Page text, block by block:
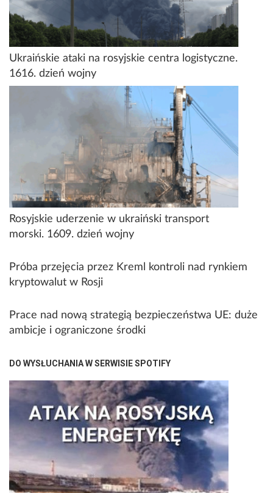
Ukraińskie ataki na rosyjskie centra logistyczne.
1616. dzień wojny
Rosyjskie uderzenie w ukraiński transport
morski. 1609. dzień wojny
Próba przejęcia przez Kreml kontroli nad rynkiem
kryptowalut w Rosji
Prace nad nową strategią bezpieczeństwa UE: duże
ambicje i ograniczone środki
DO WYSŁUCHANIA W SERWISIE SPOTIFY